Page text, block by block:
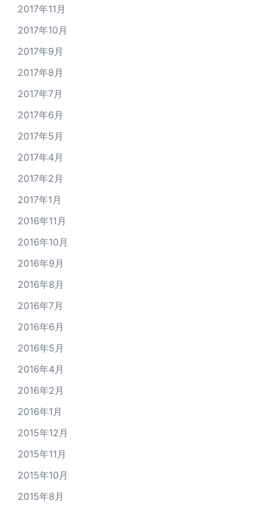
2017年11月
2017年10月
2017年9月
2017年8月
2017年7月
2017年6月
2017年5月
2017年4月
2017年2月
2017年1月
2016年11月
2016年10月
2016年9月
2016年8月
2016年7月
2016年6月
2016年5月
2016年4月
2016年2月
2016年1月
2015年12月
2015年11月
2015年10月
2015年8月